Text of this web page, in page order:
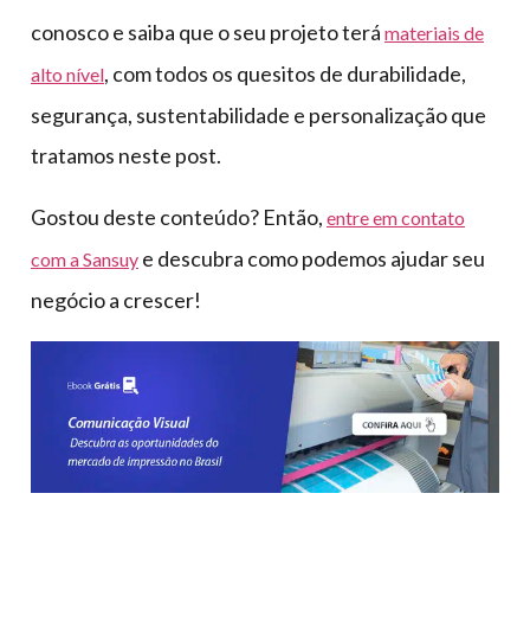
conosco e saiba que o seu projeto terá materiais de
alto nível, com todos os quesitos de durabilidade,
segurança, sustentabilidade e personalização que
tratamos neste post.
Gostou deste conteúdo? Então, entre em contato
com a Sansuy e descubra como podemos ajudar seu
negócio a crescer!